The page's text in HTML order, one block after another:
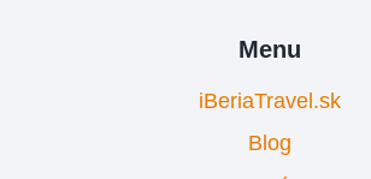
Menu
iBeriaTravel.sk
Blog